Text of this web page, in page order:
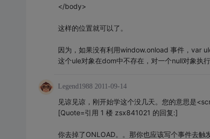
</body>
这样的位置就可以了。
因为，如果没有利用window.onload 事件，var
这个ule对象在dom中不存在，对一个null对象执
Legend1988 2011-09-14
见谅见谅，刚开始学这个没几天。您的意思是
[Quote=引用 1 楼 zsx841021 的回复:]
你去掉了ONLOAD。。那你也应该写个事件去触